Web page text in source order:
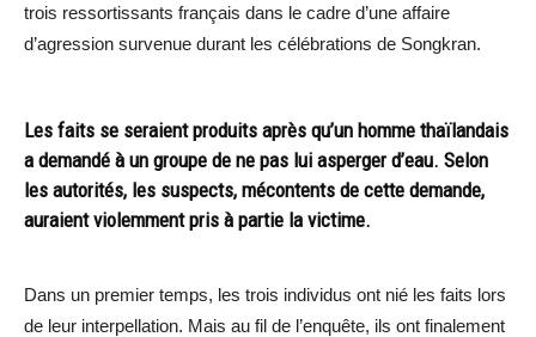
trois ressortissants français dans le cadre d’une affaire
d’agression survenue durant les célébrations de Songkran.
Les faits se seraient produits après qu’un homme thaïlandais
a demandé à un groupe de ne pas lui asperger d’eau. Selon
les autorités, les suspects, mécontents de cette demande,
auraient violemment pris à partie la victime.
Dans un premier temps, les trois individus ont nié les faits lors
de leur interpellation. Mais au fil de l’enquête, ils ont finalement